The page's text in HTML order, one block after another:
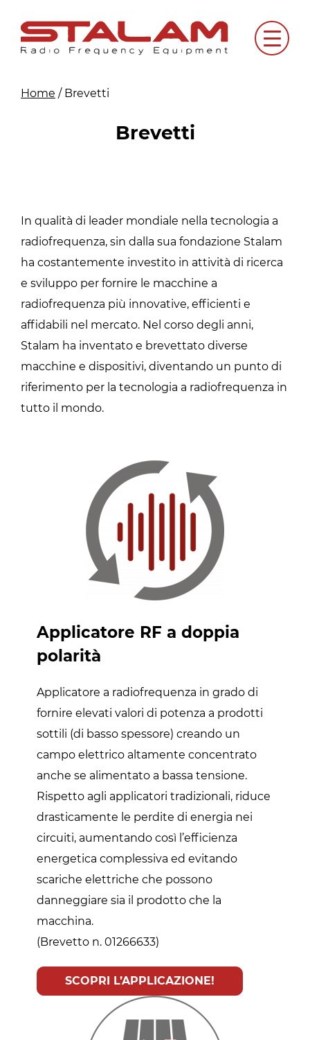
content
Menu
Home / Brevetti
Brevetti
In qualità di leader mondiale nella tecnologia a
radiofrequenza, sin dalla sua fondazione Stalam
ha costantemente investito in attività di ricerca
e sviluppo per fornire le macchine a
radiofrequenza più innovative, efficienti e
affidabili nel mercato. Nel corso degli anni,
Stalam ha inventato e brevettato diverse
macchine e dispositivi, diventando un punto di
riferimento per la tecnologia a radiofrequenza in
tutto il mondo.
Applicatore RF a doppia
polarità
Applicatore a radiofrequenza in grado di
fornire elevati valori di potenza a prodotti
sottili (di basso spessore) creando un
campo elettrico altamente concentrato
anche se alimentato a bassa tensione.
Rispetto agli applicatori tradizionali, riduce
drasticamente le perdite di energia nei
circuiti, aumentando così l’efficienza
energetica complessiva ed evitando
scariche elettriche che possono
danneggiare sia il prodotto che la
macchina.
(Brevetto n. 01266633)
SCOPRI L’APPLICAZIONE!